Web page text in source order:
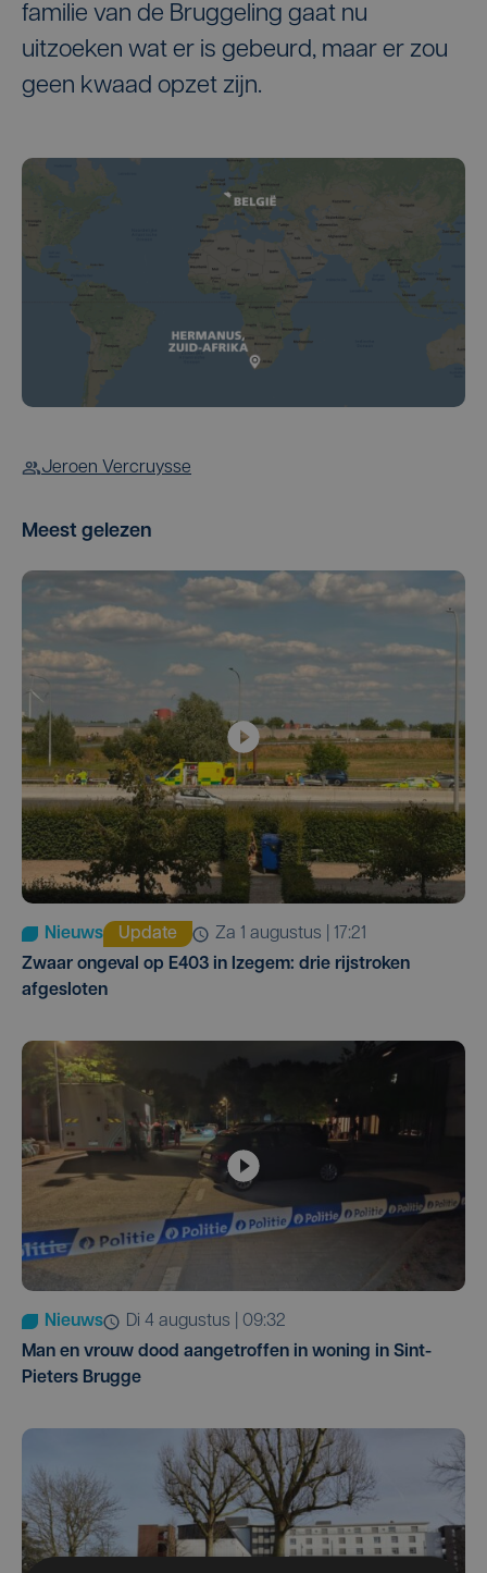
familie van de Bruggeling gaat nu
uitzoeken wat er is gebeurd, maar er zou
geen kwaad opzet zijn.
Jeroen Vercruysse
Meest gelezen
Nieuws Update
za 1 augustus | 17:21
Zwaar ongeval op E403 in Izegem: drie rijstroken
afgesloten
Nieuws
di 4 augustus | 09:32
Man en vrouw dood aangetroffen in woning in Sint-
Pieters Brugge